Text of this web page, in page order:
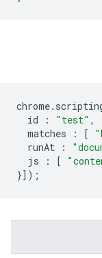
chrome.
id
: "test" ,
matches
: [
runAt
:
js
: [
}]);